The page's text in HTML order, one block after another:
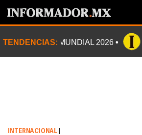
TENDENCIAS: MUNDIAL 2026
INTERNACIONAL